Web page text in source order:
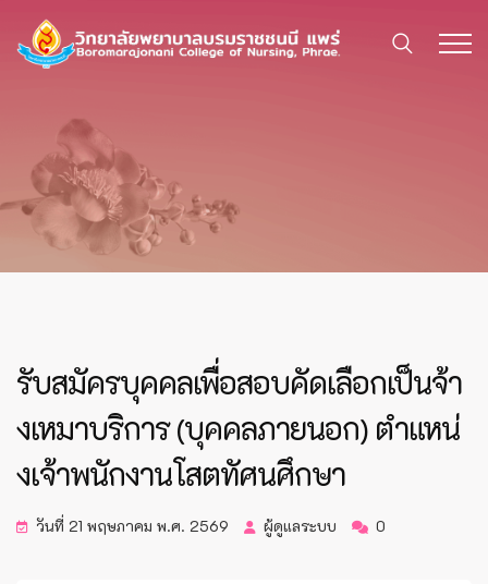
รับสมัครบุคคลเพื่อสอบคัดเลือกเป็นจ้า
งเหมาบริการ (บุคคลภายนอก) ตำแหน่
งเจ้าพนักงานโสตทัศนศึกษา
วันที่ 21 พฤษภาคม พ.ศ. 2569 ผู้ดูแลระบบ 0